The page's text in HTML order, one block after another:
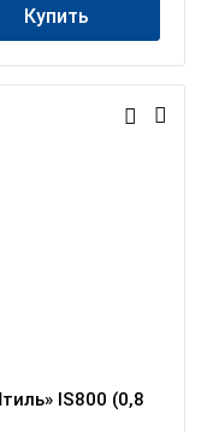
Купить
IS800 (0,8